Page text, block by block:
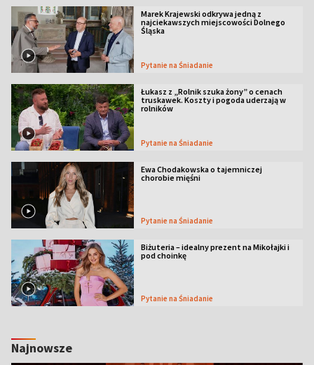
Marek Krajewski odkrywa jedną z
najciekawszych miejscowości Dolnego
Śląska
Pytanie na Śniadanie
Łukasz z „Rolnik szuka żony” o cenach
truskawek. Koszty i pogoda uderzają w
rolników
Pytanie na Śniadanie
Ewa Chodakowska o tajemniczej
chorobie mięśni
Pytanie na Śniadanie
Biżuteria – idealny prezent na Mikołajki i
pod choinkę
Pytanie na Śniadanie
Najnowsze